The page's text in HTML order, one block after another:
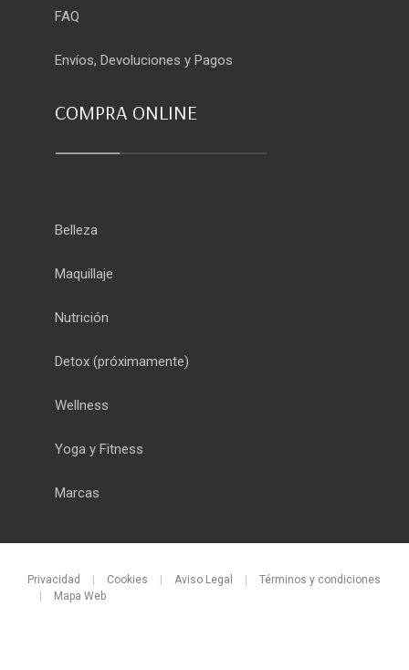
FAQ
Envíos, Devoluciones y Pagos
COMPRA ONLINE
Belleza
Maquillaje
Nutrición
Detox (próximamente)
Wellness
Yoga y Fitness
Marcas
Privacidad | Cookies | Aviso Legal |
Términos y condiciones
|
Mapa Web